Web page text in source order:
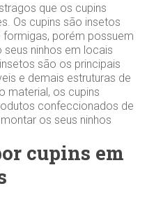
que os cupins
Os cupins são insetos
porém possuem
ninhos em locais
são os principais
e demais estruturas de
material, os cupins
confeccionados de
os seus ninhos
cupins em